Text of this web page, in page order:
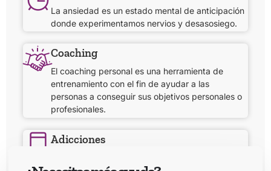
La ansiedad es un estado mental de anticipación
donde experimentamos nervios y desasosiego.
Coaching
El coaching personal es una herramienta de
entrenamiento con el fin de ayudar a las
personas a conseguir sus objetivos personales o
profesionales.
Adicciones